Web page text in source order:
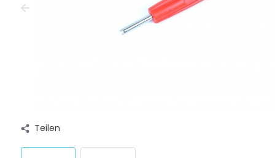
Teilen